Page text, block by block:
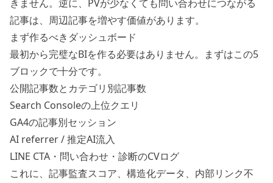
きません。逆に、PVが少なくても問い合わせにつながる
記事は、周辺記事を増やす価値があります。
まず作るべきダッシュボード
最初から完璧なBIを作る必要はありません。まずはこの5
ブロックで十分です。
公開記事数とカテゴリ別記事数
Search Consoleの上位クエリ
GA4の記事別セッション
AI referrer / 推定AI流入
LINE CTA・問い合わせ・診断のCVログ
これに、記事監査スコア、構造化データ、内部リンク不